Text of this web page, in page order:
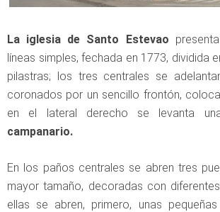
La iglesia de Santo Estevao
líneas simples, fechada en 1773, dividida
pilastras; los tres centrales se
coronados por un sencillo frontón,
en el lateral derecho se levanta
campanario.
En los paños centrales se abren tres
mayor tamaño, decoradas con
ellas se abren, primero, unas